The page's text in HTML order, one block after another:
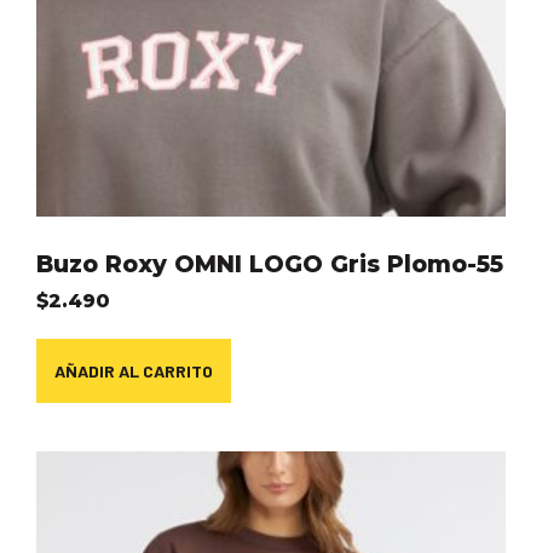
Buzo Roxy OMNI LOGO Gris Plomo-55
$2.490
AÑADIR AL CARRITO